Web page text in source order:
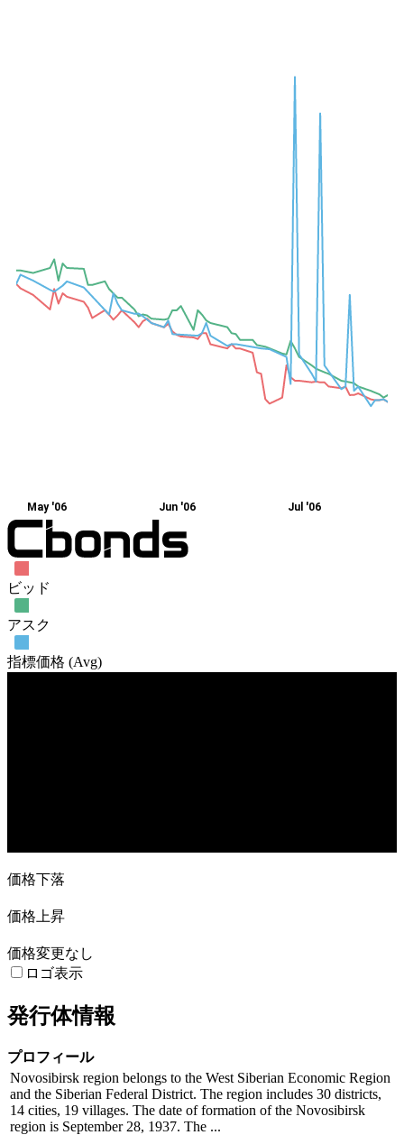
May '06 Jun '06 Jul '06
ビッド
アスク
指標価格 (Avg)
価格下落
価格上昇
価格変更なし
ロゴ表示
発行体情報
プロフィール
Novosibirsk region belongs to the West Siberian Economic Region
and the Siberian Federal District. The region includes 30 districts,
14 cities, 19 villages. The date of formation of the Novosibirsk
region is September 28, 1937. The ...